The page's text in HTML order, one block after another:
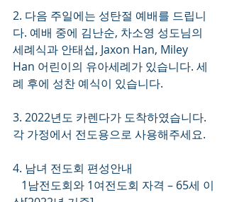
2. 다음 주일에는 성탄절 예배를 드립니
다. 예배 중에 김난순, 차소영 성도님의
세례식과 안태섭, Jaxon Han, Miley
Han 어린이의 유아세례가 있습니다. 세
례 후에 성찬 예식이 있습니다.
3. 2022년도 카렌다가 도착하였습니다.
각 가정에서 전도용으로 사용해주세요.
4. 남녀 전도회 편성안내